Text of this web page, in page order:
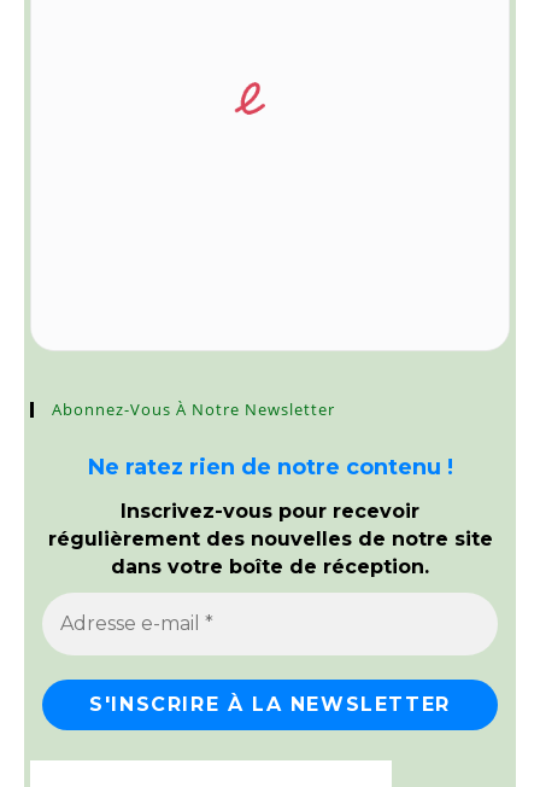
Abonnez-Vous À Notre Newsletter
Ne ratez rien de notre contenu !
Inscrivez-vous pour recevoir
régulièrement des nouvelles de notre site
dans votre boîte de réception.